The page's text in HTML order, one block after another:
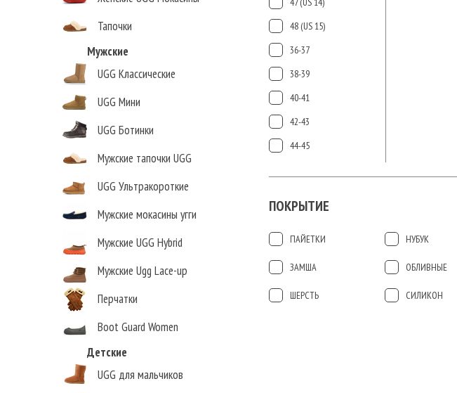
Тапочки
Мужские
UGG Классические
UGG Мини
UGG Ботинки
Мужские тапочки UGG
UGG Ультракороткие
Мужские мокасины угги
Мужские UGG Hybrid
Мужские Ugg Lace-up
Перчатки
Boot Guard Women
Детские
UGG для мальчиков
48 (US 15)
36-37
38-39
40-41
42-43
44-45
ПОКРЫТИЕ
ПАЙЕТКИ НУБУК
ЗАМША ОБЛИВНЫЕ
ШЕРСТЬ СИЛИКОН